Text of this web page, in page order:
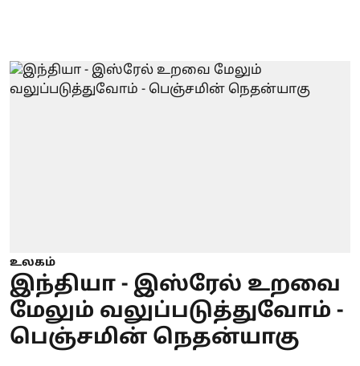
உலகம்
இந்தியா - இஸ்ரேல் உறவை
மேலும் வலுப்படுத்துவோம் -
பெஞ்சமின் நெதன்யாகு